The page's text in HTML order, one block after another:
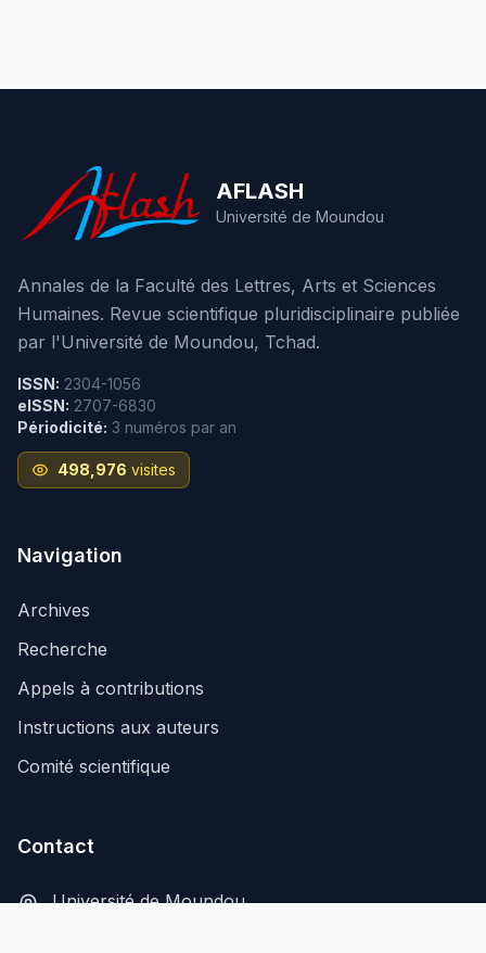
AFLASH
Université de Moundou
Annales de la Faculté des Lettres, Arts et Sciences
Humaines. Revue scientifique pluridisciplinaire publiée
par l'Université de Moundou, Tchad.
ISSN: 2304-1056
eISSN: 2707-6830
Périodicité: 3 numéros par an
498,976 visites
Navigation
Archives
Recherche
Appels à contributions
Instructions aux auteurs
Comité scientifique
Contact
Université de Moundou